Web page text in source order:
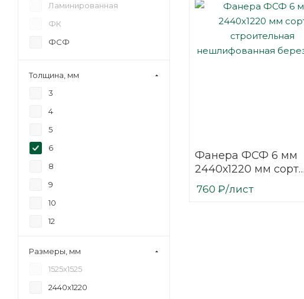
Фанера ФСФ 6 мм
2440х1220 мм сорт
строительная
нешлифованная
760 ₽/лист
Ламинированная
ФК
ФСФ
Толщина, мм
3
4
5
6
8
9
10
12
18
Размеры, мм
1525х1525
2440х1220